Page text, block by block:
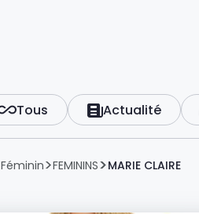
Tous Actualité
Féminin FEMININS MARIE CLAIRE